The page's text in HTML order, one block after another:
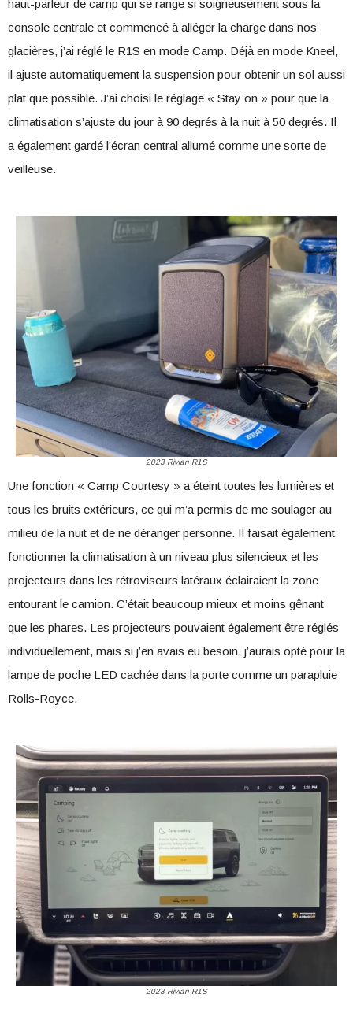
haut-parleur de camp qui se range si soigneusement sous la
console centrale et commencé à alléger la charge dans nos
glacières, j’ai réglé le R1S en mode Camp. Déjà en mode Kneel,
il ajuste automatiquement la suspension pour obtenir un sol aussi
plat que possible. J’ai choisi le réglage « Stay on » pour que la
climatisation s’ajuste du jour à 90 degrés à la nuit à 50 degrés. Il
a également gardé l’écran central allumé comme une sorte de
veilleuse.
2023 Rivian R1S
Une fonction « Camp Courtesy » a éteint toutes les lumières et
tous les bruits extérieurs, ce qui m’a permis de me soulager au
milieu de la nuit et de ne déranger personne. Il faisait également
fonctionner la climatisation à un niveau plus silencieux et les
projecteurs dans les rétroviseurs latéraux éclairaient la zone
entourant le camion. C’était beaucoup mieux et moins gênant
que les phares. Les projecteurs pouvaient également être réglés
individuellement, mais si j’en avais eu besoin, j’aurais opté pour la
lampe de poche LED cachée dans la porte comme un parapluie
Rolls-Royce.
2023 Rivian R1S